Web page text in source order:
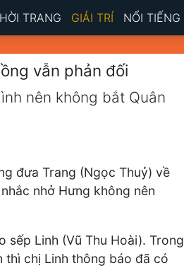
TRANG GIẢI TRÍ NỔI TIẾNG
vẫn phản đối
nên không bắt Quân
đưa Trang (Ngọc Thuỷ) về
nhở Hưng không nên
Linh (Vũ Thu Hoài). Trong
thì chị Linh thông báo đã có